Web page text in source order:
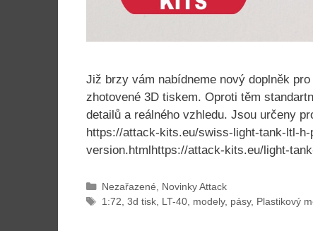
Již brzy vám nabídneme nový doplněk
zhotovené 3D tiskem. Oproti těm
detailů a reálného vzhledu. Jsou určeny
https://attack-kits.eu/swiss-light-tank-ltl-
version.htmlhttps://attack-kits.eu/light-
Rubriky
Nezařazené
Novinky Attack
Štítky
1:72 3d tisk, LT-40, modely, pásy, Plastikový